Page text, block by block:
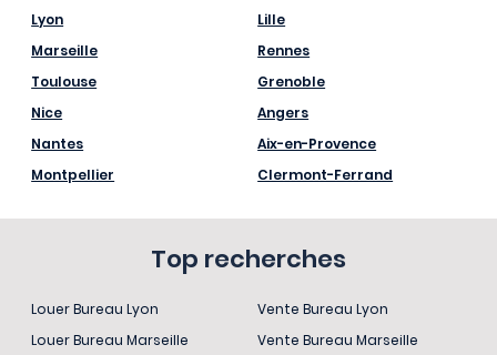
Lyon
Marseille
Toulouse
Nice
Nantes
Montpellier
Lille
Rennes
Grenoble
Angers
Aix-en-Provence
Clermont-Ferrand
Top recherches
Louer Bureau Lyon
Louer Bureau Marseille
Vente Bureau Lyon
Vente Bureau Marseille